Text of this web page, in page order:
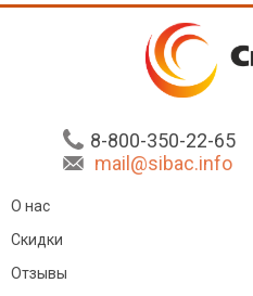
8-800-350-22-65
mail@sibac.info
О нас
Скидки
Отзывы